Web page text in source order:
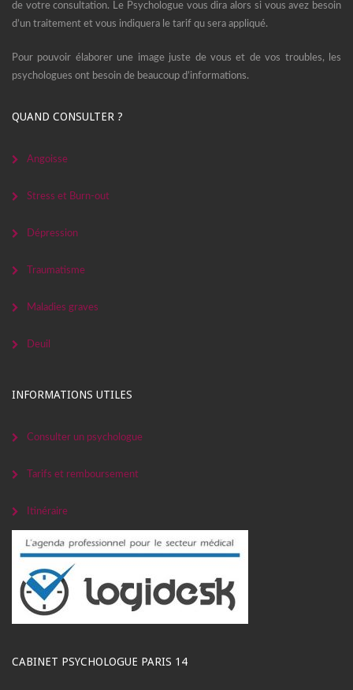
de votre consultation. Le Psychologue vous dira alors si vous avez besoin
d’un traitement et vous indiquera le tarif qu sera appliqué.
Pour pouvoir élaborer une image juste de vous et de vos troubles, les
psychologues ont besoin de beaucoup d’informations.
QUAND CONSULTER ?
Angoisse
Stress et Burn-out
Dépression
Traumatisme
Maladies graves
Deuil
INFORMATIONS UTILES
Consulter un psychologue
Tarifs et remboursement
Itinéraire
CABINET PSYCHOLOGUE PARIS 14